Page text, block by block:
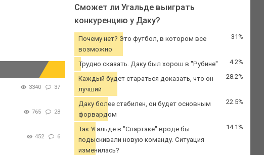
3340 37
765 28
452 6
Сможет ли Угальде выиграть
конкуренцию у Даку?
Почему нет? Это футбол, в котором все
возможно
31%
Трудно сказать. Даку был хорош в "Рубине" 4.2%
Каждый будет стараться доказать, что он
лучший
28.2%
Даку более стабилен, он будет основным
форвардом
22.5%
Так Угальде в "Спартаке" вроде бы
подыскивали новую команду. Ситуация
изменилась?
14.1%